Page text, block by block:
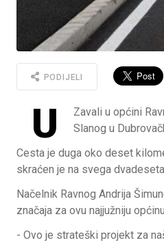
PODIJELI
U
Zavali u općini
Slanog u
Cesta je duga oko deset
skraćen je na svega
Načelnik Ravnog Andrija
značaja za ovu najjužniju
- Ovo je strateški projekt za